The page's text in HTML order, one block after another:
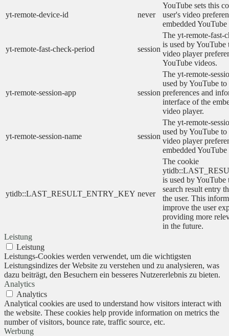
yt-remote-device-id never
YouTube sets this
user's video
embedded
yt-remote-fast-check-period session
The yt-remote-fast-
is used by YouTube
video player
YouTube videos.
yt-remote-session-app session
The yt-remote-
used by YouTube to
preferences and
interface of the
video player.
yt-remote-session-name session
The yt-remote-
used by YouTube to
video player
embedded
ytidb::LAST_RESULT_ENTRY_KEY never
The cookie
is used by YouTube
search result entry
the user. This
improve the user
providing more
in the future.
Leistung
Leistung
Leistungs-Cookies werden verwendet, um die wichtigsten
Leistungsindizes der Website zu verstehen und zu analysieren, was
dazu beiträgt, den Besuchern ein besseres Nutzererlebnis zu bieten.
Analytics
Analytics
Analytical cookies are used to understand how visitors interact with
the website. These cookies help provide information on metrics the
number of visitors, bounce rate, traffic source, etc.
Werbung